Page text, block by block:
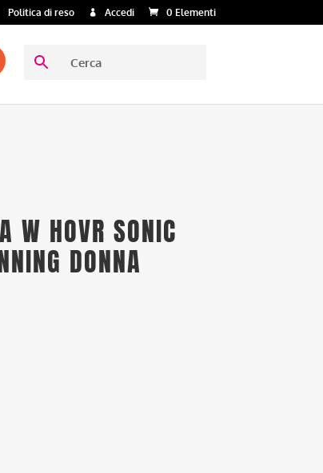
Politica di reso Accedi 0 Elementi
W HOVR SONIC
DONNA